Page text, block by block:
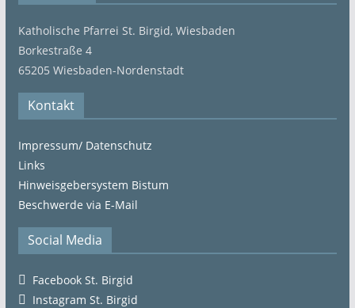
Katholische Pfarrei St. Birgid, Wiesbaden
Borkestraße 4
65205 Wiesbaden-Nordenstadt
Kontakt
Impressum/ Datenschutz
Links
Hinweisgebersystem Bistum
Beschwerde via E-Mail
Social Media
Facebook St. Birgid
Instagram St. Birgid